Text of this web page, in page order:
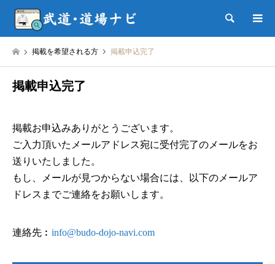
検索
掲載を希望される方 掲載申込完了
掲載申込完了
掲載お申込みありがとうございます。
ご入力頂いたメールアドレス宛に受付完了のメールをお
送りいたしました。
もし、メールが見つからない場合には、以下のメールア
ドレスまでご連絡をお願いします。
連絡先︰ info@budo-dojo-navi.com